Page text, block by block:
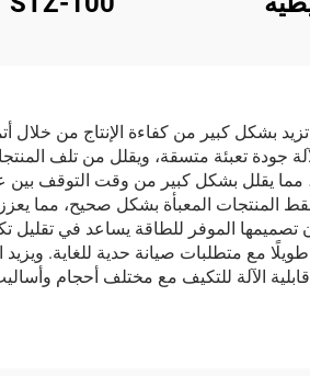
بشكل كبير من كفاءة الإنتاج من خلال
التحكم الدقيق في الآلة جودة تعبئة متسقة، ويقلل من تلف
العرض. كما أن تركيبتها المرنة تسمح بتغيير المنتجات بسرعة، وعادة ما يستغرق أقل من 15 دقيقة، مما يقلل بشكل كبير من
المنتجات المعبأة بشكل صحيح، مما
تصميمها الموفر للطاقة يساعد في تقليل
طويلًا مع متطلبات صيانة حدية للغاية.
الآلة للتكيف مع مختلف أحجام